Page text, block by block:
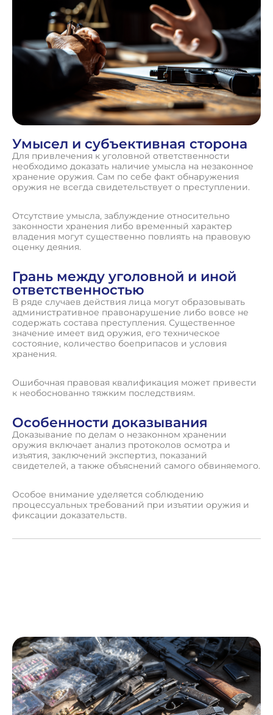
Умысел и субъективная сторона
Для привлечения к уголовной ответственности
необходимо доказать наличие умысла на незаконное
хранение оружия. Сам по себе факт обнаружения
оружия не всегда свидетельствует о преступлении.
Отсутствие умысла, заблуждение относительно
законности хранения либо временный характер
владения могут существенно повлиять на правовую
оценку деяния.
Грань между уголовной и иной
ответственностью
В ряде случаев действия лица могут образовывать
административное правонарушение либо вовсе не
содержать состава преступления. Существенное
значение имеет вид оружия, его техническое
состояние, количество боеприпасов и условия
хранения.
Ошибочная правовая квалификация может привести
к необоснованно тяжким последствиям.
Особенности доказывания
Доказывание по делам о незаконном хранении
оружия включает анализ протоколов осмотра и
изъятия, заключений экспертиз, показаний
свидетелей, а также объяснений самого обвиняемого.
Особое внимание уделяется соблюдению
процессуальных требований при изъятии оружия и
фиксации доказательств.